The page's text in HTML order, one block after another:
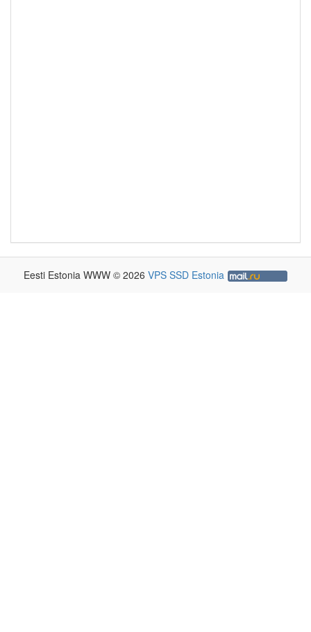
Eesti Estonia WWW © 2026 VPS SSD Estonia